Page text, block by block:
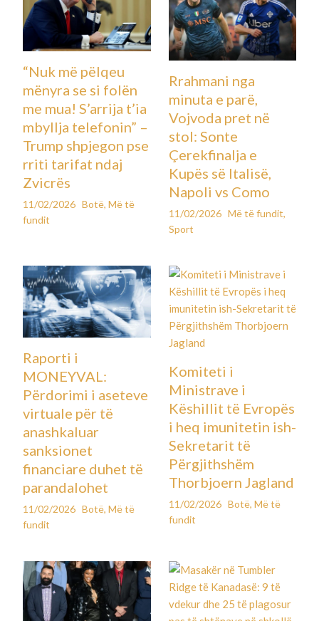
“Nuk më pëlqeu
mënyra se si folën
me mua! S’arrija t’ia
mbyllja telefonin” –
Trump shpjegon pse
rriti tarifat ndaj
Zvicrës
11/02/2026 Botë,Më të
fundit
Rrahmani nga
minuta e parë,
Vojvoda pret në
stol: Sonte
Çerekfinalja e
Kupës së Italisë,
Napoli vs Como
11/02/2026 Më të fundit,
Sport
Raporti i
MONEYVAL:
Përdorimi i aseteve
virtuale për të
anashkaluar
sanksionet
financiare duhet të
parandalohet
11/02/2026 Botë,Më të
fundit
Komiteti i
Ministrave i
Këshillit të Evropës
i heq imunitetin ish-
Sekretarit të
Përgjithshëm
Thorbjoern Jagland
11/02/2026 Botë, Më të
fundit